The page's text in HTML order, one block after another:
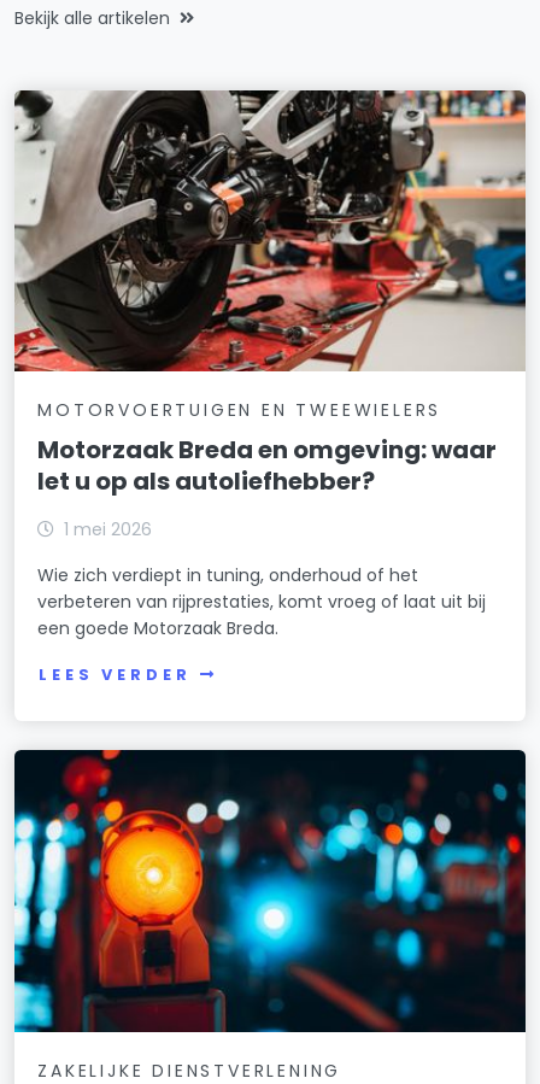
Bekijk alle artikelen
MOTORVOERTUIGEN EN TWEEWIELERS
Motorzaak Breda en omgeving: waar
let u op als autoliefhebber?
1 mei 2026
Wie zich verdiept in tuning, onderhoud of het
verbeteren van rijprestaties, komt vroeg of laat uit bij
een goede Motorzaak Breda.
LEES VERDER
ZAKELIJKE DIENSTVERLENING